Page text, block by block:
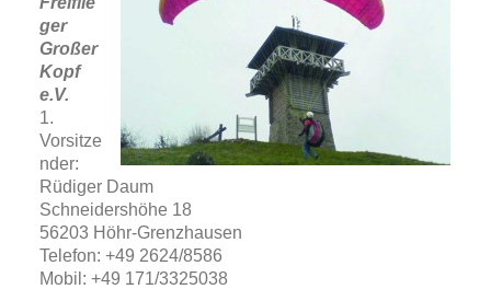
ger
Großer
Kopf
e.V.
1.
Vorsitze
nder:
Rüdiger Daum
Schneidershöhe 18
56203 Höhr-Grenzhausen
Telefon: +49 2624/8586
Mobil: +49 171/3325038